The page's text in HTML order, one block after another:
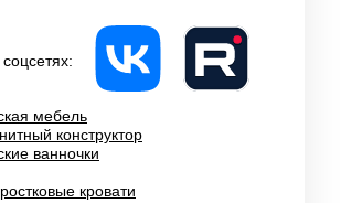
мебель
конструктор
ванночки
кровати